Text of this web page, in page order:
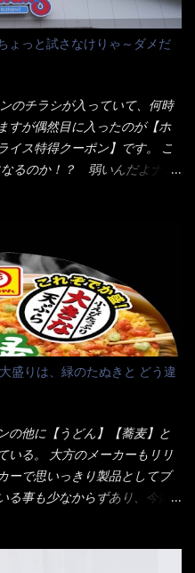
味のストレートめんです。 豚
を加えた辛さとコクが凝縮さ
油に赤ラー油とごま油を使用
ています。 調味油をスープ
具を持ち上げて・・・ ええや
から細身で熱を加えてもへた
熱加えるとダラーっとなるん
ヤシが良いバランスで・・・
える...
量にも若干有り差がでてるだ
べてみると・・・結構美味し
スとマカロニの絡まった食
カレー用のスプーンを使って
んだよねぇ～（このスプーン
頂きましたが、まずまずの美
の。すくい上げ力の良さを再
っと試さなけりゃ～ダメだ
のチラシが入っていて、何時
すが偶然目に入ったのが【ホ
イス特得クーポン】です。 こ
るのか！？ 弱いんだよナァ
ァミレスには行きません。 最
たぐらいです。（肉が喰いた
理化が進み、店員さんもフロ
ねぇ～ それに注文はタッチパ
、フロア担当だけでも5人は
んを呼ぶピンポンを・・・ク
にタッチパネルで～と教えて
ーポンを受け付けない！！ 店
が受け付けますので・・・と
、安いのは嫌うんだな！？こ
越えたと思うけど・・・出て
【ホーリーバジル香る、タイ
屋さんには、辛味剤・酢・ナ
盛りは、緑のたぬきと どう違
の他に【うどん】【蕎麦】と
いる。 大方のメーカーもリリ
ーで思いっきり製品としてブ
事も少なからずあり、今回